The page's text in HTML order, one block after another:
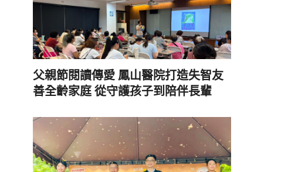
父親節閱讀傳愛 鳳山醫院打造失智友
善全齡家庭 從守護孩子到陪伴長輩